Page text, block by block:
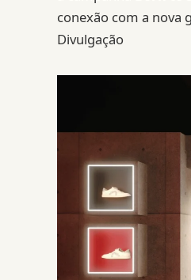
conexão com a nova
Divulgação